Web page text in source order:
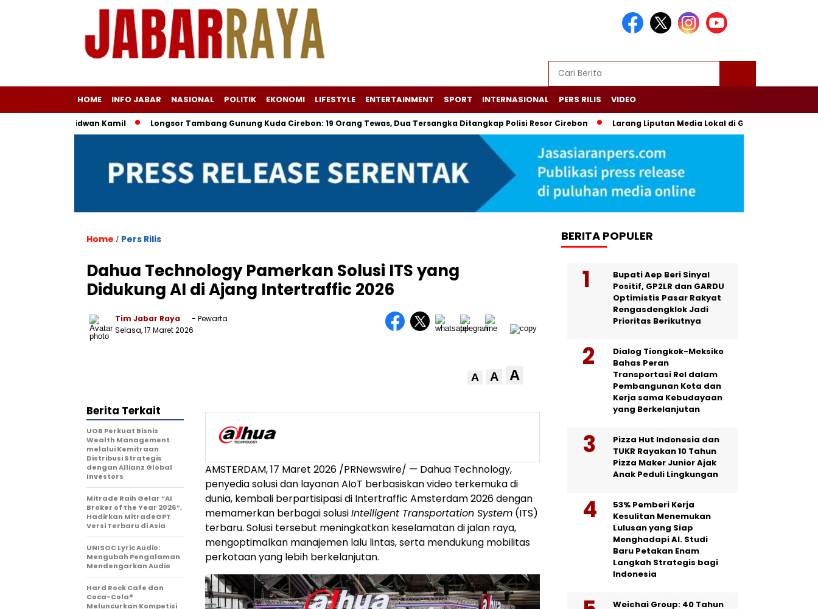
HOME INFO JABAR NASIONAL POLITIK EKONOMI LIFESTYLE ENTERTAINMENT SPORT INTERNASIONAL PERS RILIS VIDEO
Versus Ridwan Kamil Longsor Tambang Gunung Kuda Cirebon: 19 Orang Tewas, Dua Tersangka Ditangkap Polisi Resor Cirebon Larang Liputan Media Lokal di Gala Dinner Asia Africa,
Home / Pers Rilis
Dahua Technology Pamerkan Solusi ITS yang
Didukung AI di Ajang Intertraffic 2026
Tim Jabar Raya
- Pewarta
Selasa, 17 Maret 2026
A A A
AMSTERDAM, 17 Maret 2026 /PRNewswire/ — Dahua Technology,
penyedia solusi dan layanan AIoT berbasiskan video terkemuka di
dunia, kembali berpartisipasi di Intertraffic Amsterdam 2026 dengan
memamerkan berbagai solusiIntelligent Transportation System (ITS)
terbaru. Solusi tersebut meningkatkan keselamatan di jalan raya,
mengoptimalkan manajemen lalu lintas, serta mendukung mobilitas
perkotaan yang lebih berkelanjutan.
Berita Terkait
UOB Perkuat Bisnis
Wealth Management
melalui Kemitraan
Distribusi Strategis
dengan Allianz Global
Investors
Mitrade Raih Gelar “AI
Broker of the Year 2026”,
Hadirkan MitradeGPT
Versi Terbaru di Asia
UNISOC Lyric Audio:
Mengubah Pengalaman
Mendengarkan Audio
Hard Rock Cafe dan
Coca-Cola®
Meluncurkan Kompetisi
BERITA POPULER
Bupati Aep Beri Sinyal
Positif, GP2LR dan GARDU
Optimistis Pasar Rakyat
Rengasdengklok Jadi
Prioritas Berikutnya
Dialog Tiongkok-Meksiko
Bahas Peran
Transportasi Rel dalam
Pembangunan Kota dan
Kerja sama Kebudayaan
yang Berkelanjutan
Pizza Hut Indonesia dan
TUKR Rayakan 10 Tahun
Pizza Maker Junior Ajak
Anak Peduli Lingkungan
53% Pemberi Kerja
Kesulitan Menemukan
Lulusan yang Siap
Menghadapi AI. Studi
Baru Petakan Enam
Langkah Strategis bagi
Indonesia
Weichai Group: 40 Tahun